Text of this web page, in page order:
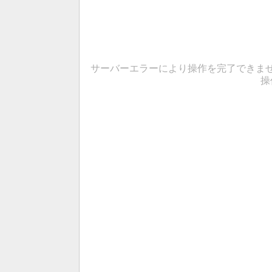
サーバーエラーにより操作を完了できま
操